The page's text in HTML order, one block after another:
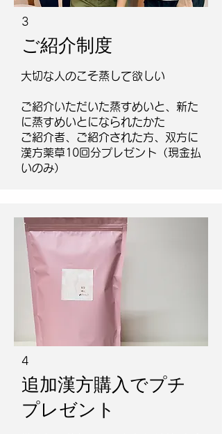
3
ご紹介制度
大切な人のこそ蒸して欲しい
ご紹介いただいた蒸すめいと、新た
に蒸すめいとになられたかた
​ご紹介者、ご紹介された方、双方に
漢方薬草10回分プレゼント（現金払
いのみ）
4
追加漢方購入でプチ
プレゼント